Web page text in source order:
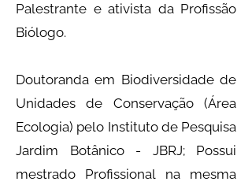
Palestrante e ativista da Profissão
Biólogo.
Doutoranda em Biodiversidade de
Unidades de Conservação (Área
Ecologia) pelo Instituto de Pesquisa
Jardim Botânico - JBRJ; Possui
mestrado Profissional na mesma